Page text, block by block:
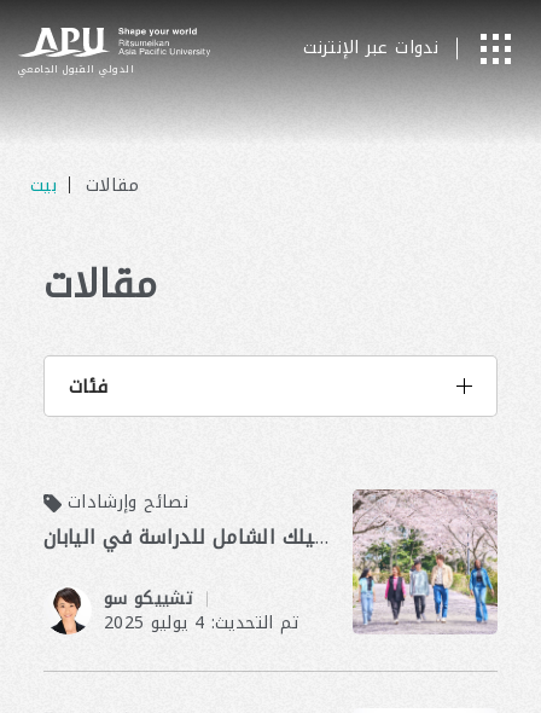
القبول الجامعي الدولي
ندوات عبر الإنترنت
بيت مقالات
مقالات
فئات
نصائح وإرشادات
الدراسة في الخارج في اليابان: دليلك الشامل للدراسة في اليابان
تشييكو سو
تم التحديث: 4 يوليو 2025